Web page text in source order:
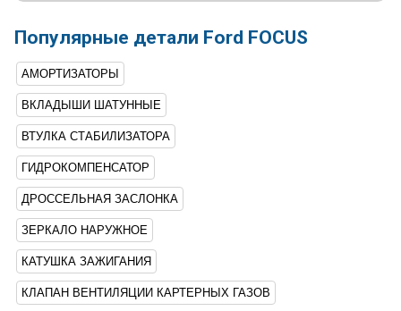
Популярные детали Ford FOCUS
АМОРТИЗАТОРЫ
ВКЛАДЫШИ ШАТУННЫЕ
ВТУЛКА СТАБИЛИЗАТОРА
ГИДРОКОМПЕНСАТОР
ДРОССЕЛЬНАЯ ЗАСЛОНКА
ЗЕРКАЛО НАРУЖНОЕ
КАТУШКА ЗАЖИГАНИЯ
КЛАПАН ВЕНТИЛЯЦИИ КАРТЕРНЫХ ГАЗОВ